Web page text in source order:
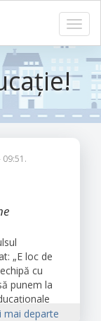
„E loc de
cu
punem la
mai departe